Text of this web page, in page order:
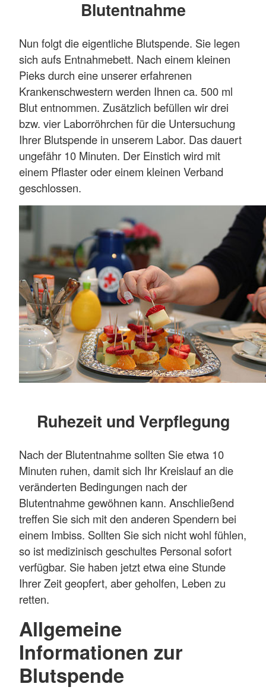
Blutentnahme
Nun folgt die eigentliche Blutspende. Sie legen
sich aufs Entnahmebett. Nach einem kleinen
Pieks durch eine unserer erfahrenen
Krankenschwestern werden Ihnen ca. 500 ml
Blut entnommen. Zusätzlich befüllen wir drei
bzw. vier Laborröhrchen für die Untersuchung
Ihrer Blutspende in unserem Labor. Das dauert
ungefähr 10 Minuten. Der Einstich wird mit
einem Pflaster oder einem kleinen Verband
geschlossen.
Ruhezeit und Verpflegung
Nach der Blutentnahme sollten Sie etwa 10
Minuten ruhen, damit sich Ihr Kreislauf an die
veränderten Bedingungen nach der
Blutentnahme gewöhnen kann. Anschließend
treffen Sie sich mit den anderen Spendern bei
einem Imbiss. Sollten Sie sich nicht wohl fühlen,
so ist medizinisch geschultes Personal sofort
verfügbar. Sie haben jetzt etwa eine Stunde
Ihrer Zeit geopfert, aber geholfen, Leben zu
retten.
Allgemeine
Informationen zur
Blutspende